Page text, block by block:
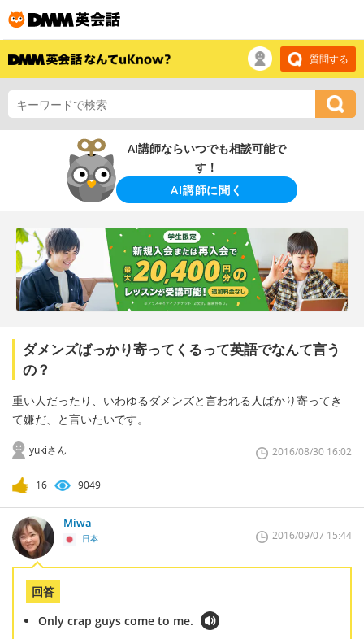
質問する
AI講師ならいつでも相談可能で
す！
AI講師に聞く
ダメンズばっかり寄ってくるって英語でなんて言う
の？
重い人だったり、いわゆるダメンズと言われる人ばかり寄ってき
て嫌だ、と言いたいです。
yukiさん 2016/08/30 16:02
16 9049
Miwa
日本 2016/09/07 15:44
回答
Only crap guys come to me.